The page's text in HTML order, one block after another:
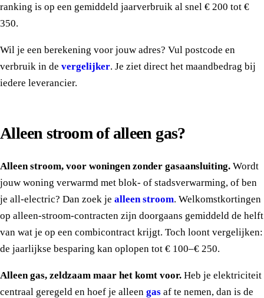
ranking is op een gemiddeld jaarverbruik al snel € 200 tot €
350.
Wil je een berekening voor jouw adres? Vul postcode en
verbruik in de vergelijker. Je ziet direct het maandbedrag bij
iedere leverancier.
Alleen stroom of alleen gas?
Alleen stroom, voor woningen zonder gasaansluiting. Wordt
jouw woning verwarmd met blok- of stadsverwarming, of ben
je all-electric? Dan zoek je alleen stroom. Welkomstkortingen
op alleen-stroom-contracten zijn doorgaans gemiddeld de helft
van wat je op een combicontract krijgt. Toch loont vergelijken:
de jaarlijkse besparing kan oplopen tot € 100–€ 250.
Alleen gas, zeldzaam maar het komt voor. Heb je elektriciteit
centraal geregeld en hoef je alleen gas af te nemen, dan is de